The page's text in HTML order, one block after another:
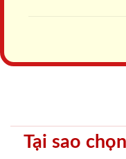
Tại sao